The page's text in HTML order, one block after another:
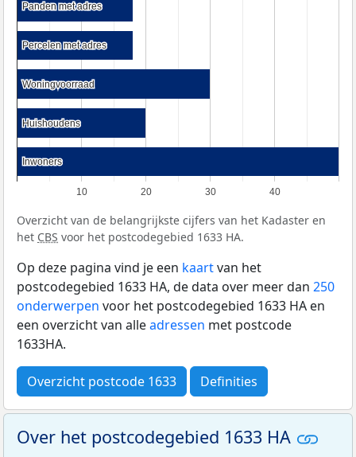
10 20 30 40
Panden met adres
Panden met adres
Percelen met adres
Percelen met adres
Woningvoorraad
Woningvoorraad
Huishoudens
Huishoudens
Inwoners
Inwoners
Overzicht van de belangrijkste cijfers van het Kadaster en
het CBS voor het postcodegebied 1633 HA.
Op deze pagina vind je een kaartvan het
postcodegebied 1633 HA, de data over meer dan 250
onderwerpen voor het postcodegebied 1633 HA en
een overzicht van alleadressen met postcode
1633HA.
Overzicht postcode 1633 Definities
Over het postcodegebied 1633 HA